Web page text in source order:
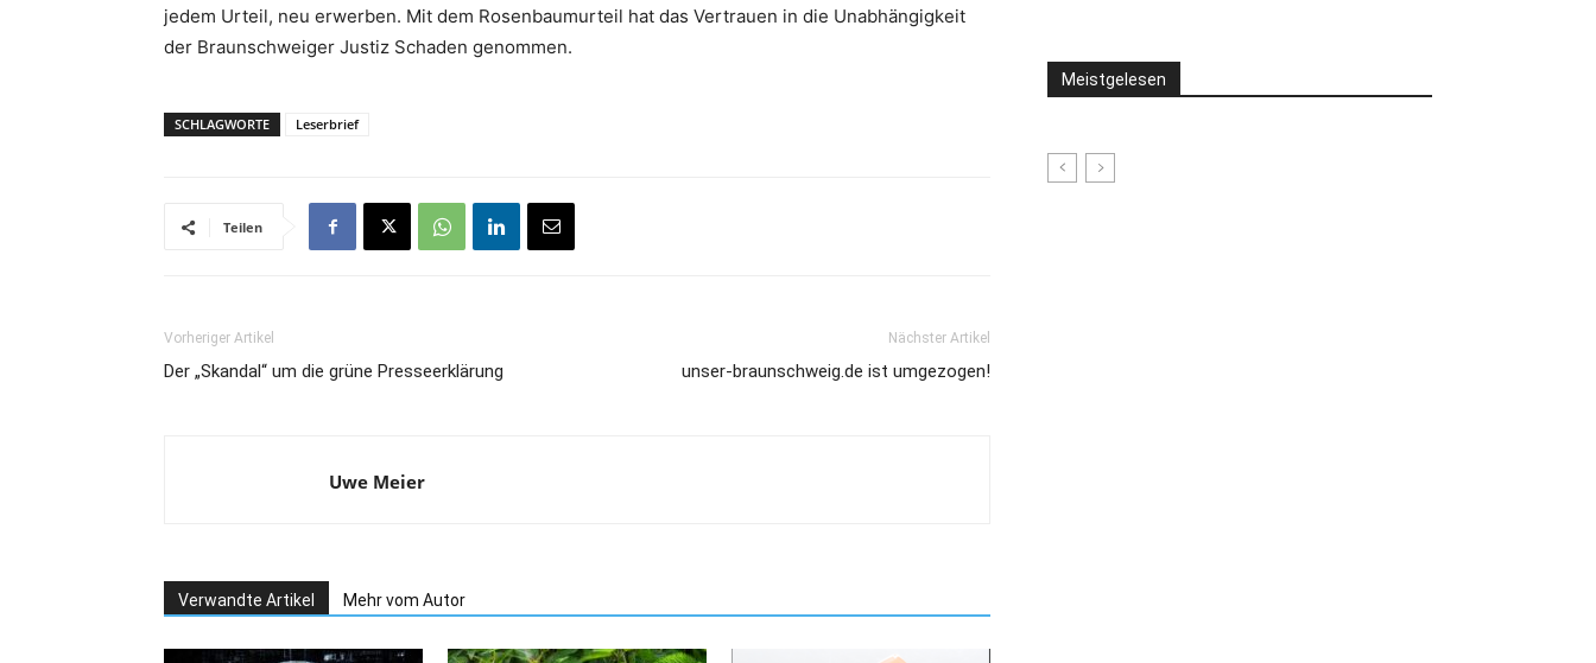
jedem Urteil, neu erwerben. Mit dem Rosenbaumurteil hat das Vertrauen in die Unabhängigkeit
der Braunschweiger Justiz Schaden genommen.
SCHLAGWORTE Leserbrief
Teilen
Vorheriger Artikel
Der „Skandal“ um die grüne Presseerklärung
Nächster Artikel
unser-braunschweig.de ist umgezogen!
Uwe Meier
Verwandte Artikel Mehr vom Autor
Meistgelesen